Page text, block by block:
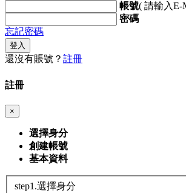
帳號( 請輸入E-
密碼
忘記密碼
登入
還沒有賬號？ 註冊
註冊
×
選擇身分
創建帳號
基本資料
step1.選擇身分